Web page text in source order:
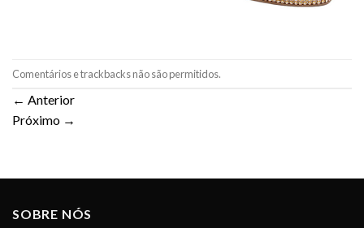
Comentários e trackbacks não são permitidos.
← Anterior
Próximo →
SOBRE NÓS